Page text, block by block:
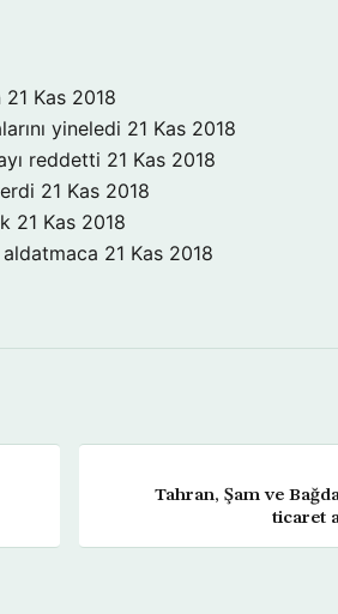
21 Kas 2018
yineledi 21 Kas 2018
reddetti 21 Kas 2018
21 Kas 2018
21 Kas 2018
aldatmaca 21 Kas 2018
Tahran, Şam ve
ticaret